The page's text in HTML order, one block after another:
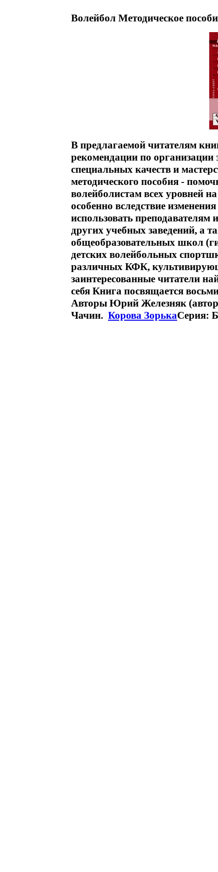
Волейбол Методическое
В предлагаемой читателям
рекомендации по
специальных качеств и
методического пособия -
волейболистам всех уровней
особенно вследствие
использовать преподавателям
других учебных заведений, а
общеобразовательных школ
детских волейбольных
различных КФК,
заинтересованные читатели
себя Книга посвящается
Авторы Юрий Железняк
Чачин. Корова ЗорькаСерия: